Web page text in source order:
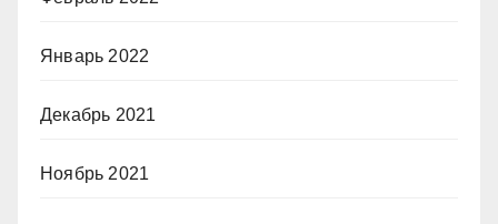
Январь 2022
Декабрь 2021
Ноябрь 2021